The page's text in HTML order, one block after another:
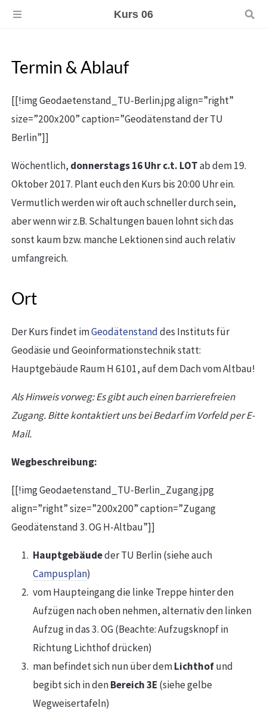
Kurs 06
Termin & Ablauf
[[!img Geodaetenstand_TU-Berlin.jpg align=”right”
size=”200x200” caption=”Geodätenstand der TU
Berlin”]]
Wöchentlich, donnerstags 16 Uhr c.t. LOTab dem 19.
Oktober 2017. Plant euch den Kurs bis 20:00 Uhr ein.
Vermutlich werden wir oft auch schneller durch sein,
aber wenn wir z.B. Schaltungen bauen lohnt sich das
sonst kaum bzw. manche Lektionen sind auch relativ
umfangreich.
Ort
Der Kurs findet imGeodätenstanddes Instituts für
Geodäsie und Geoinformationstechnik statt:
Hauptgebäude Raum H 6101, auf dem Dach vom Altbau!
Als Hinweis vorweg: Es gibt auch einen barrierefreien
Zugang. Bitte kontaktiert uns bei Bedarf im Vorfeld per E-
Mail.
Wegbeschreibung:
[[!img Geodaetenstand_TU-Berlin_Zugang.jpg
align=”right” size=”200x200” caption=”Zugang
Geodätenstand 3. OG H-Altbau”]]
Hauptgebäudeder TU Berlin (siehe auch
Campusplan)
vom Haupteingang die linke Treppe hinter den
Aufzügen nach oben nehmen, alternativ den linken
Aufzug in das 3. OG (Beachte: Aufzugsknopf in
Richtung Lichthof drücken)
man befindet sich nun über demLichthofund
begibt sich in denBereich 3E (siehe gelbe
Wegweisertafeln)